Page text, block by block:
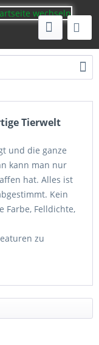
Tierwelt
und die ganze
kann man nur
hat. Alles ist
Kein
Farbe, Felldichte,
zu